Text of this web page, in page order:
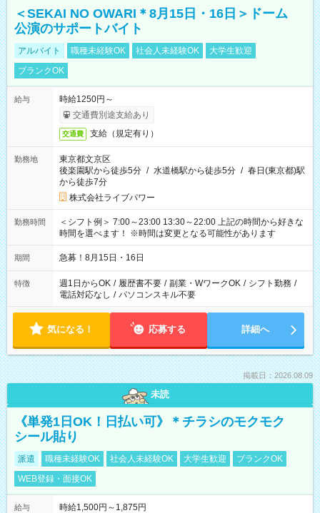
＜SEKAI NO OWARI＊8月15日・16日＞ドーム
公演のサポートバイト
アルバイト 職種未経験OK 社会人未経験OK
大学生歓迎
ブランクOK
給与
時給1250円～
交通費別途支給あり
交通費 支給（規定有り）
勤務地
東京都文京区
後楽園駅から徒歩5分 / 水道橋駅から徒歩5分 / 春日(東京都)駅
から徒歩7分
株式会社ライブパワー
勤務時間
＜シフト例＞ 7:00～23:00 13:30～22:00 上記の時間から好きな
時間を選べます！ ※時間は変更となる可能性があります
期間 急募！8月15日・16日
特徴 週1日からOK / 履歴書不要 / 副業・WワークOK / シフト勤務 /
電話対応なし / パソコンスキル不要
気になる！ 応募する 詳細へ
掲載日：2026.08.09
未読
《単発1日OK！日払い可》＊チラシのモクモク
シール貼り
派遣 職種未経験OK 社会人未経験OK 大学生歓迎
ブランクOK
WEB登録・面接OK
給与 時給1,500円～1,875円